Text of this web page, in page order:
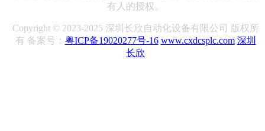
有人的授权。
Copyright © 2023-2025 深圳长欣自动化设备有限公司 版权所
有 备案号： 粤ICP备19020277号-16 www.cxdcsplc.com 深圳
长欣